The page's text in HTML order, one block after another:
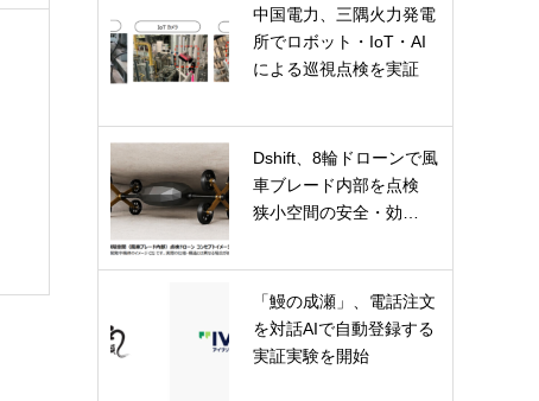
中国電力、三隅火力発電
所でロボット・IoT・AI
による巡視点検を実証
Dshift、8輪ドローンで風
車ブレード内部を点検
狭小空間の安全・効…
「鰻の成瀬」、電話注文
を対話AIで自動登録する
実証実験を開始